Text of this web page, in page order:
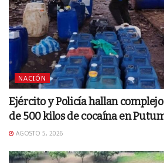
NACIÓN
Ejército y Policía hallan
de 500 kilos de cocaína en
AGOSTO 5, 2026